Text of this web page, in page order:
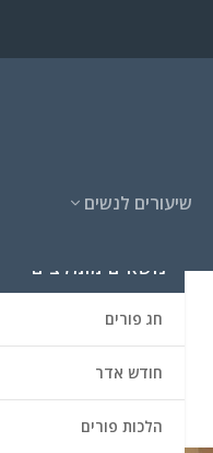
שיעורים לנשים
נושאים מומלצים
חג פורים
חודש אדר
הלכות פורים